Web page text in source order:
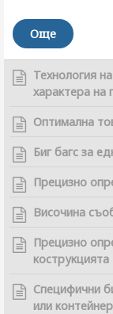
Още
Технология
характера на
Оптимална
Биг багс за
Прецизно
Височина
Прецизно
кострукцията
Специфични
или контейнер